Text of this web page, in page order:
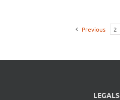
Previous 2
LEGALS